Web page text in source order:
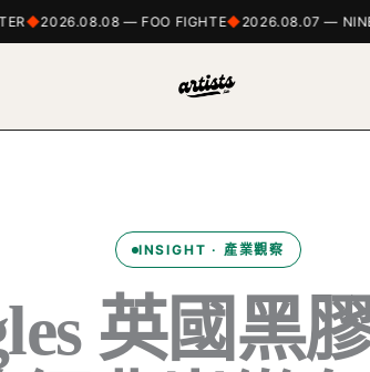
2026.08.08 — FOO FIGHTE 2026.08.07 — NINE
INSIGHT · 產業觀察
英國黑